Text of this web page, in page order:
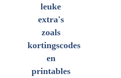
leuke
extra's
zoals
kortingscodes
en
printables